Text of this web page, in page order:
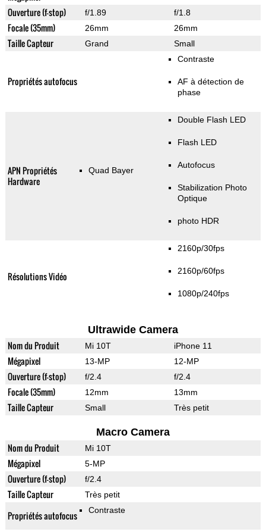
Ouverture (f-stop) f/1.89 f/1.8
Focale (35mm) 26mm 26mm
Taille Capteur Grand Small
Propriétés autofocus
Contraste
AF à détection de
phase
APN Propriétés
Hardware
Quad Bayer
Double Flash LED
Flash LED
Autofocus
Stabilization Photo
Optique
photo HDR
Résolutions Vidéo
2160p/30fps
2160p/60fps
1080p/240fps
Ultrawide Camera
Nom du Produit Mi 10T iPhone 11
Mégapixel 13-MP 12-MP
Ouverture (f-stop) f/2.4 f/2.4
Focale (35mm) 12mm 13mm
Taille Capteur Small Très petit
Macro Camera
Nom du Produit Mi 10T
Mégapixel 5-MP
Ouverture (f-stop) f/2.4
Taille Capteur Très petit
Propriétés autofocus Contraste